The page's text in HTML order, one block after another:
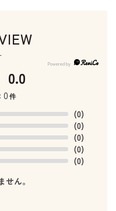
0.0
0件
(0)
(0)
(0)
(0)
(0)
せん。